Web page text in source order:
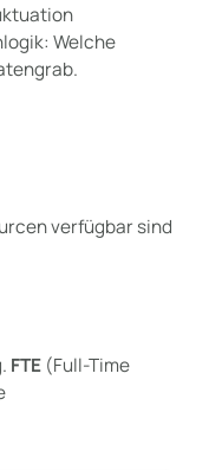
Welche
verfügbar sind
FTE (Full-Time